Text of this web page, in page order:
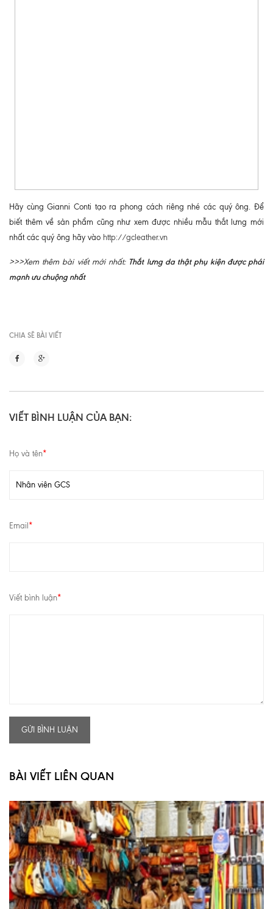
Hãy cùng Gianni Conti tạo ra phong cách riêng nhé các quý ông. Để
biết thêm về sản phẩm cũng như xem được nhiều mẫu thắt lưng mới
nhất các quý ông hãy vào http://gcleather.vn
>>>Xem thêm bài viết mới nhất: Thắt lưng da thật phụ kiện được phái
mạnh ưu chuộng nhất
CHIA SẼ BÀI VIẾT
VIẾT BÌNH LUẬN CỦA BẠN:
Họ và tên*
Email *
Viết bình luận*
GỬI BÌNH LUẬN
BÀI VIẾT LIÊN QUAN